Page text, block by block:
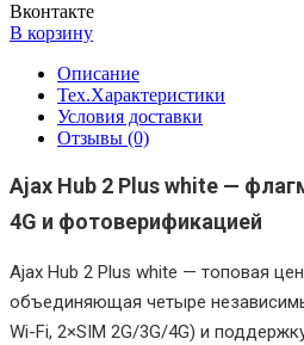
Вконтакте
В корзину
Описание
Тех.Характеристики
Условия доставки
Отзывы (0)
Ajax Hub 2 Plus white —
4G и фотоверификацией
Ajax Hub 2 Plus white — топовая
объединяющая четыре
Wi-Fi, 2×SIM 2G/3G/4G) и